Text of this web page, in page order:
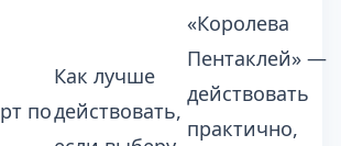
по
Как лучше
действовать,
«Королева
Пентаклей» —
действовать
практично,